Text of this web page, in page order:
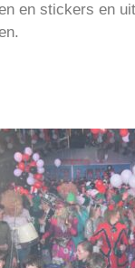
en stickers en